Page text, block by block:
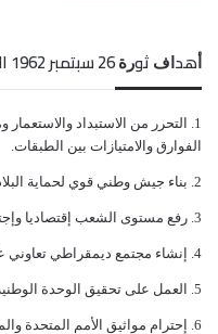
ﺃﻫﺪﺍﻑ ﺛﻮﺭﺓ 26 ﺳﺒﺘﻤﺒﺮ 1962 الخالدة
ﺍﻟﺘﺤﺮﺭ ﻣﻦ ﺍﻻﺳﺘﺒﺪﺍﺩ ﻭﺍﻻﺳﺘﻌﻤﺎﺭ
ﺍﻟﻔﻮﺍﺭﻕ ﻭﺍﻻﻣﺘﻴﺎﺯﺍﺕ ﺑﻴﻦ ﺍﻟﻄﺒﻘﺎﺕ.
ﺑﻨﺎﺀ ﺟﻴﺶ ﻭﻃﻨﻲ ﻗﻮﻱ ﻟﺤﻤﺎﻳﺔ
ﺭﻓﻊ ﻣﺴﺘﻮﻯ ﺍﻟﺸﻌﺐ ﺇﻗﺘﺼﺎﺩﻳﺎ
ﺇﻧﺸﺎﺀ ﻣﺠﺘﻤﻊ ﺩﻳﻤﻘﺮﺍﻃﻲ
ﺍﻟﻌﻤﻞ ﻋﻠﻰ ﺗﺤﻘﻴﻖ ﺍﻟﻮﺣﺪﺓ
ﺇﺣﺘﺮﺍﻡ ﻣﻮﺍﺛﻴﻖ الأﻣﻢ ﺍﻟﻤﺘﺤﺪﺓ